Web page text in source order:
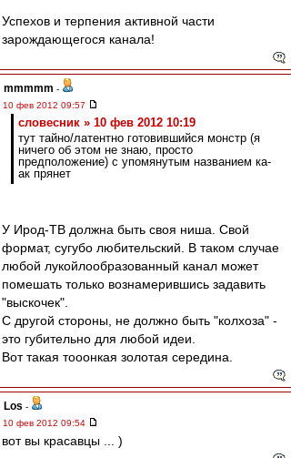
Успехов и терпения активной части
зарождающегося канала!
mmmmm -
10 фев 2012 09:57
словесник » 10 фев 2012 10:19
тут тайно/латентно готовившийся монстр (я
ничего об этом не знаю, просто
предположение) с упомянутым названием ка-
ак прянет
У Ирод-ТВ должна быть своя ниша. Свой
формат, сугубо любительский. В таком случае
любой лукойлообразованный канал может
помешать только вознамерившись задавить
"выскочек".
С другой стороны, не должно быть "колхоза" -
это губительно для любой идеи.
Вот такая тооонкая золотая середина.
Los -
10 фев 2012 09:54
вот вы красавцы ... )